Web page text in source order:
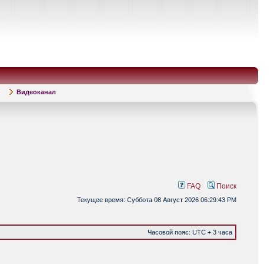
Видеоканал
FAQ Поиск
Текущее время: Суббота 08 Август 2026 06:29:43 PM
Часовой пояс: UTC + 3 часа